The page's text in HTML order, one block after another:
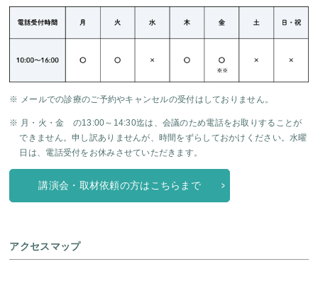
※ メールでの診療のご予約やキャンセルの受付はしておりません。
※ 月・火・金 の13:00～14:30迄は、会議のため電話をお取りすることが
できません。申し訳ありませんが、時間をずらしておかけください。水曜
日は、電話受付をお休みさせていただきます。
講演会・取材依頼の方はこちらまで
アクセスマップ